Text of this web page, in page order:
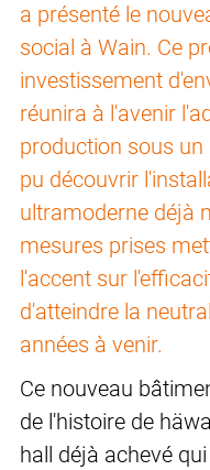
a présenté le
social à Wain. Ce
investissement
réunira à l'avenir
production sous
pu découvrir
ultramoderne déjà
mesures prises
l'accent sur
d'atteindre la
années à venir.
Ce nouveau
de l'histoire de
hall déjà achevé